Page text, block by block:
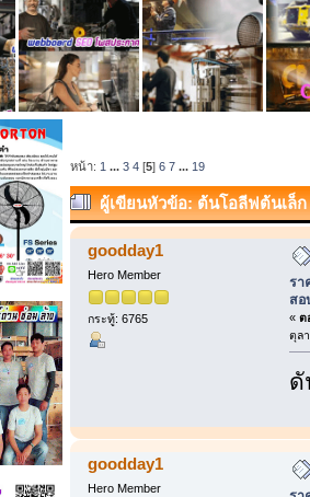
หน้า: 1 ... 3 4 [5] 6 7 ... 19
ผู้เขียนหัวข้อ: ต้นโอลีฟต้นเล็
สอบถาม 086-9748573. (อ่าน
goodday1
Hero Member
กระทู้: 6765
รา
สอ
« ต
ตุล
ดั
goodday1
Hero Member